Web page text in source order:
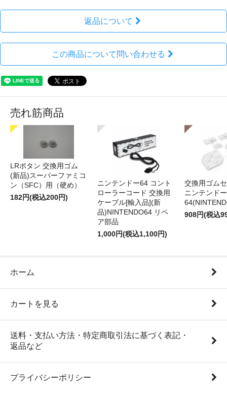
返品について
この商品について問い合わせる
売れ筋商品
LRボタン 交換用ゴム
(新品)スーパーファミコ
ン（SFC）用（硬め）
182円(税込200円)
ニンテンドー64 コント
ローラーコード 交換用
ケーブル[輸入品](新
品)NINTENDO64 リペ
ア部品
1,000円(税込1,100円)
交換用ゴム
ニンテンドー
908円(税込
ホーム
カートを見る
送料・支払い方法・特定商取引法に基づく表記・
返品など
プライバシーポリシー